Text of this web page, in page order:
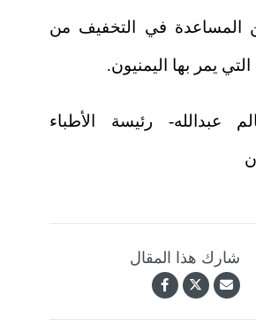
المساعدة في التخفيف من
يمر بها اليمنيون.
عبدالله- رئيسة الأطباء
شارك هذا المقال